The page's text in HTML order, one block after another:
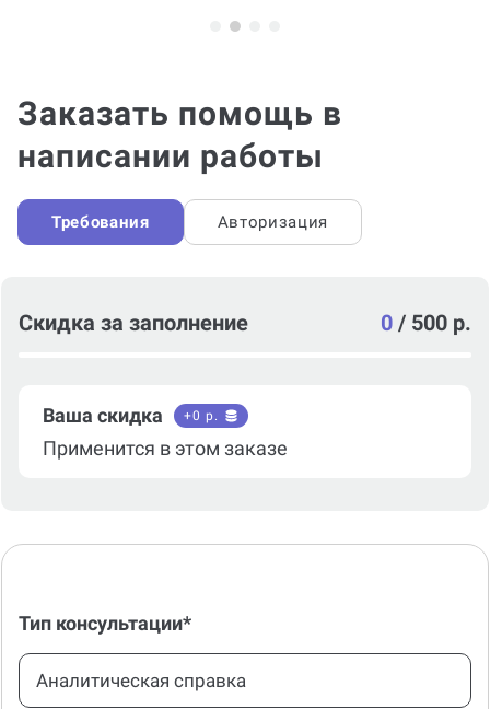
Заказать помощь в
написании работы
Скидка за заполнение
Тип консультации*